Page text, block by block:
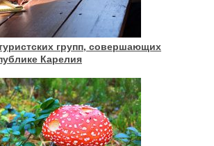
групп, совершающих
Карелия